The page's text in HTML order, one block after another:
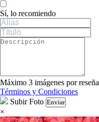
Sí, lo recomiendo
Máximo 3 imágenes por reseña
Términos y Condiciones
Subir Foto Enviar
×